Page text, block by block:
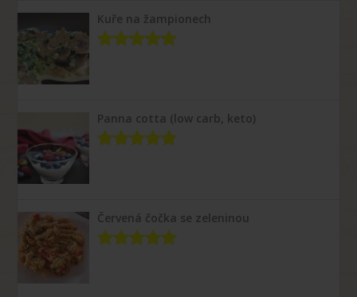
Kuře na žampionech
Panna cotta (low carb, keto)
Červená čočka se zeleninou